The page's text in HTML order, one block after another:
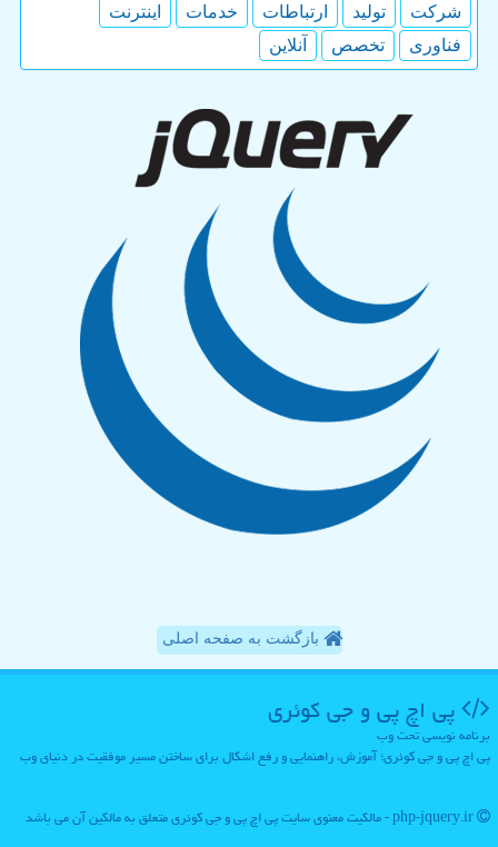
شركت تولید ارتباطات خدمات
اینترنت
فناوری
تخصص آنلاین
بازگشت به صفحه اصلی
پی اچ پی و جی كوئری
برنامه نویسی تحت وب
پی اچ پی و جی کوئری؛ آموزش، راهنمایی و رفع اشکال برای ساختن مسیر موفقیت در دنیای وب